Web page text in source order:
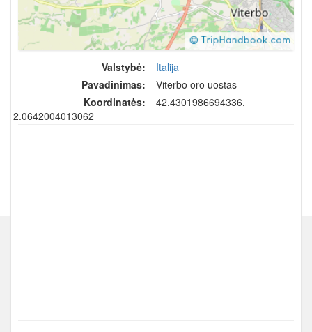
Valstybė:
Italija
Pavadinimas:
Viterbo oro uostas
Koordinatės:
42.4301986694336,
12.0642004013062